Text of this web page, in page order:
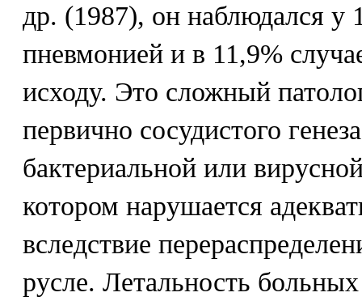
др. (1987), он наблюдался у
пневмонией и в 11,9%
исходу. Это сложный
первично сосудистого
бактериальной или
котором нарушается
вследствие
русле. Летальность